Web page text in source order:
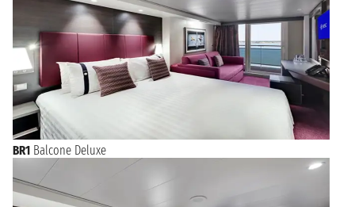
BR1 Balcone Deluxe